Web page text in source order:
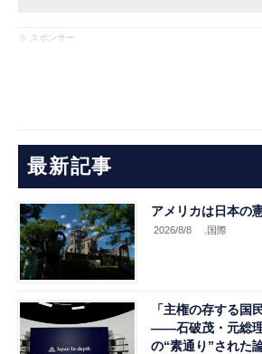
※ スポンサー
最新記事
アメリカは日本の
2026/8/8 .国際
「主権の存する国
――石破茂・元総
の“素通り”された